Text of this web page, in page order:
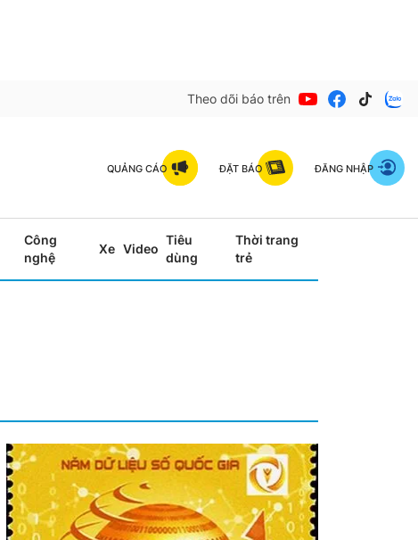
Theo dõi báo trên
QUẢNG CÁO ĐẶT BÁO ĐĂNG NHẬP
Công
nghệ
Xe Video
Tiêu
dùng
Thời trang
trẻ